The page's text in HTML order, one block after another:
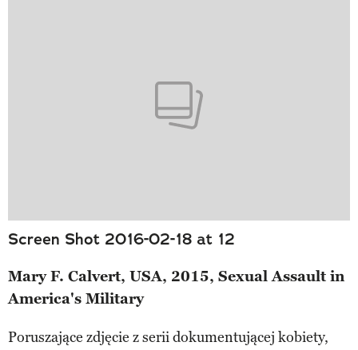
Screen Shot 2016-02-18 at 12
Mary F. Calvert, USA, 2015, Sexual Assault in
America's Military
Poruszające zdjęcie z serii dokumentującej kobiety,